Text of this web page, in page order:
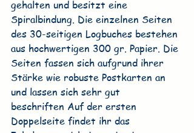
gehalten und besitzt eine
Spiralbindung. Die einzelnen Seiten
des 30-seitigen Logbuches bestehen
aus hochwertigen 300 gr. Papier. Die
Seiten fassen sich aufgrund ihrer
Stärke wie robuste Postkarten an
und lassen sich sehr gut
beschriften Auf der ersten
Doppelseite findet ihr das